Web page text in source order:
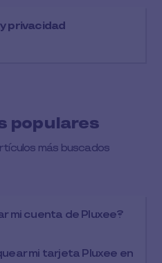
privacidad
populares
más buscados
mi cuenta de Pluxee?
mi tarjeta Pluxee en